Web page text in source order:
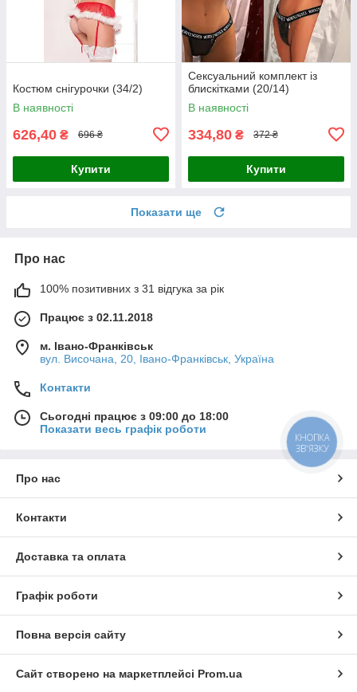
Костюм снігурочки (34/2)
В наявності
626,40 ₴ 696 ₴
Купити
Сексуальний комплект із
блискітками (20/14)
В наявності
334,80 ₴ 372 ₴
Купити
Показати ще
Про нас
100% позитивних з 31 відгука за рік
Працює з 02.11.2018
м. Івано-Франківськ
вул. Височана, 20, Івано-Франківськ, Україна
Контакти
Сьогодні працює з 09:00 до 18:00
Показати весь графік роботи
Про нас
Контакти
Доставка та оплата
Графік роботи
Повна версія сайту
Сайт створено на маркетплейсі Prom.ua
КНОПКА
ЗВ'ЯЗКУ